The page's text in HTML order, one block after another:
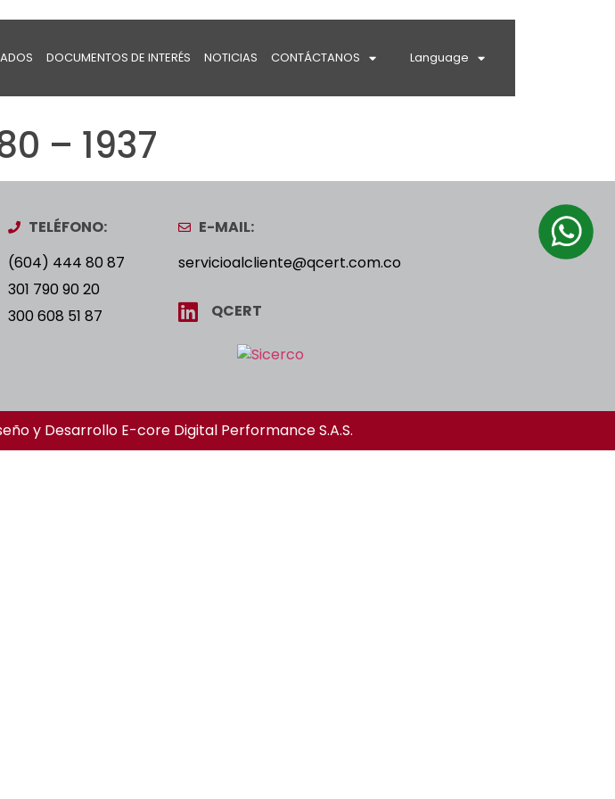
DOCUMENTOS DE INTERÉS NOTICIAS CONTÁCTANOS Language
– 1937
TELÉFONO:
(604) 444 80 87
301 790 90 20
300 608 51 87
E-MAIL:
servicioalcliente@qcert.com.co
QCERT
y Desarrollo E-core Digital Performance S.A.S.